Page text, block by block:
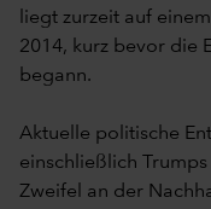
liegt zurzeit auf
2014, kurz bevor die
begann.
Aktuelle politische
einschließlich
Zweifel an der